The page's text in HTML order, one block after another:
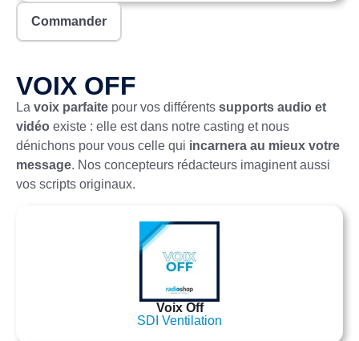
Commander
VOIX OFF
La voix parfaite pour vos différents supports audio et
vidéo existe : elle est dans notre casting et nous
dénichons pour vous celle qui incarnera au mieux votre
message. Nos concepteurs rédacteurs imaginent aussi
vos scripts originaux.
Voix Off
SDI Ventilation